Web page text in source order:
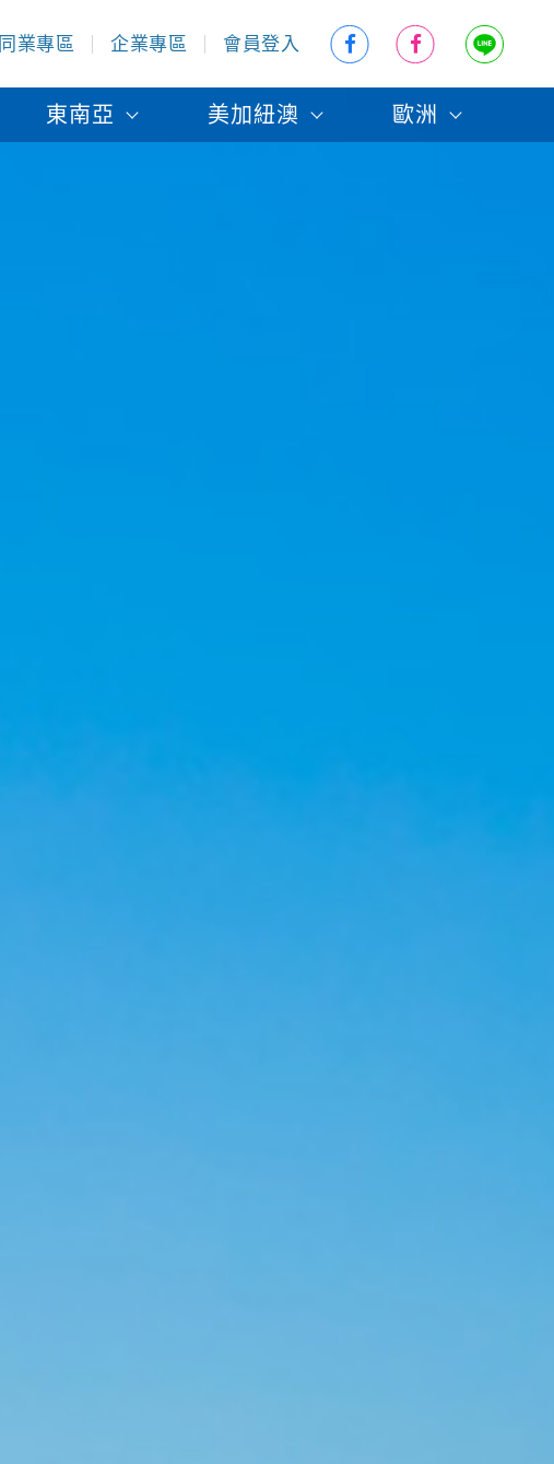
同業專區 企業專區 會員登入
東南亞 美加紐澳 歐洲